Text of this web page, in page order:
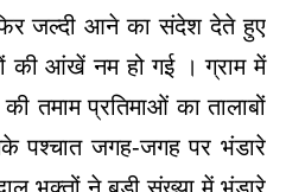
जल्दी आने का संदेश देते हुए
की आंखें नम हो गई । ग्राम में
तमाम प्रतिमाओं का तालाबों
पश्चात जगह-जगह पर भंडारे
भक्तों ने बड़ी संख्या में भंडारे